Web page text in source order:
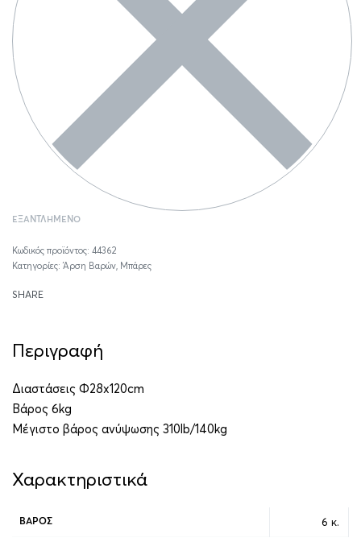
ΕΞΑΝΤΛΗΜΈΝΟ
44362
Κατηγορίες: Άρση Βαρών, Μπάρες
SHARE
Περιγραφή
Διαστάσεις Φ28x120cm
Βάρος 6kg
Μέγιστο βάρος ανύψωσης 310lb/140kg
Χαρακτηριστικά
ΒΆΡΟΣ 6 κ.